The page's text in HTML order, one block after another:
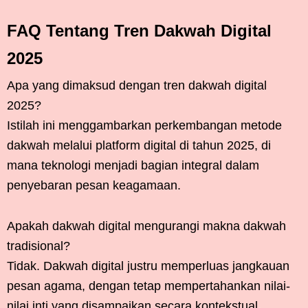
FAQ Tentang Tren Dakwah Digital
2025
Apa yang dimaksud dengan tren dakwah digital
2025?
Istilah ini menggambarkan perkembangan metode
dakwah melalui platform digital di tahun 2025, di
mana teknologi menjadi bagian integral dalam
penyebaran pesan keagamaan.
Apakah dakwah digital mengurangi makna dakwah
tradisional?
Tidak. Dakwah digital justru memperluas jangkauan
pesan agama, dengan tetap mempertahankan nilai-